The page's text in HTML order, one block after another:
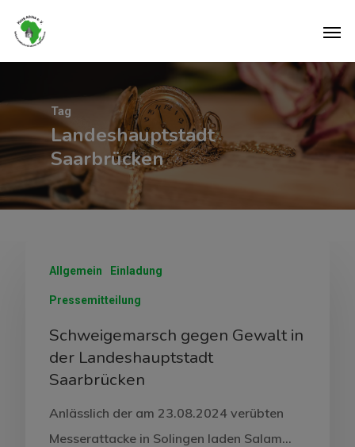
Tag
Landeshauptstadt
Saarbrücken
Allgemein Einladung
Pressemitteilung
Schweigemarsch gegen Gewalt in
der Landeshauptstadt
Saarbrücken
Anlässlich der am 23.08.2024 verübten
Messerattacke in Solingen laden Salam…